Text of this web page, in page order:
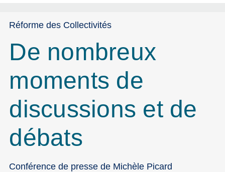
Réforme des Collectivités
De nombreux
moments de
discussions et de
débats
Conférence de presse de Michèle Picard